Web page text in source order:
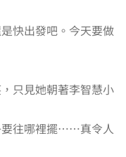
快出發吧。今天要做
只見她朝著李智慧小
往哪裡擺……真令人